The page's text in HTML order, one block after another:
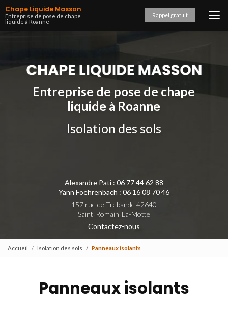
Aller
au
contenu
Chape Liquide Masson
Entreprise de pose de chape
liquide à Roanne
Rappel gratuit
Entreprise de pose de chape
liquide à Roanne
Isolation des sols
Alexandre Pati : 06 77 44 62 88
Yann Foehrenbach : 06 16 08 70 46
157 rue de Trebande 42640
Saint‑Romain‑La-Motte
Contactez-nous
Accueil Isolation des sols Panneaux isolants
Panneaux isolants